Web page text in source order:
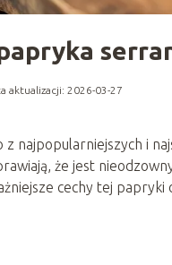
aktualizacji: 2026-03-27
najpopularniejszych i
że jest
cechy tej